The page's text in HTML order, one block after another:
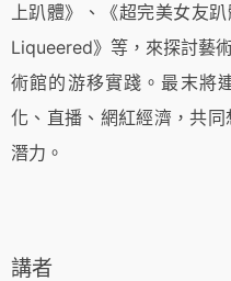
上趴體》、《超完美女友
Liqueered》等，來探討藝
術館的游移實踐。最末將
化、直播、網紅經濟，共同
潛力。
講者